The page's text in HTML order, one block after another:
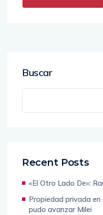
Buscar
Recent Posts
«El Otro Lado De»:
Propiedad privada
pudo avanzar Milei